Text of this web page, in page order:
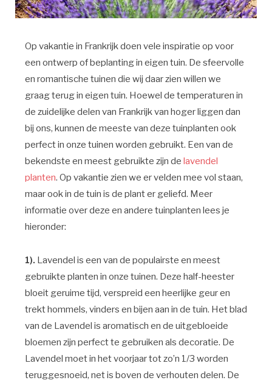
Op vakantie in Frankrijk doen vele inspiratie op voor
een ontwerp of beplanting in eigen tuin. De sfeervolle
en romantische tuinen die wij daar zien willen we
graag terug in eigen tuin. Hoewel de temperaturen in
de zuidelijke delen van Frankrijk van hoger liggen dan
bij ons, kunnen de meeste van deze tuinplanten ook
perfect in onze tuinen worden gebruikt. Een van de
bekendste en meest gebruikte zijn de lavendel
planten. Op vakantie zien we er velden mee vol staan,
maar ook in de tuin is de plant er geliefd. Meer
informatie over deze en andere tuinplanten lees je
hieronder:
1). Lavendel is een van de populairste en meest
gebruikte planten in onze tuinen. Deze half-heester
bloeit geruime tijd, verspreid een heerlijke geur en
trekt hommels, vinders en bijen aan in de tuin. Het blad
van de Lavendel is aromatisch en de uitgebloeide
bloemen zijn perfect te gebruiken als decoratie. De
Lavendel moet in het voorjaar tot zo’n 1/3 worden
teruggesnoeid, net is boven de verhouten delen. De